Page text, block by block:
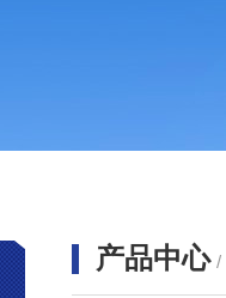
产品中心 /